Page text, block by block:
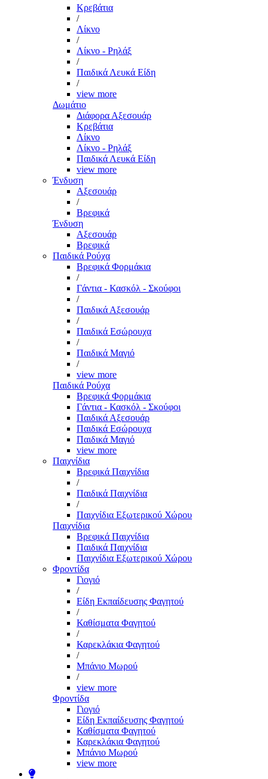
Κρεβάτια
/
Λίκνο
/
Λίκνο - Ρηλάξ
/
Παιδικά Λευκά Είδη
/
view more
Δωμάτιο
Διάφορα Αξεσουάρ
Κρεβάτια
Λίκνο
Λίκνο - Ρηλάξ
Παιδικά Λευκά Είδη
view more
Ένδυση
Αξεσουάρ
/
Βρεφικά
Ένδυση
Αξεσουάρ
Βρεφικά
Παιδικά Ρούχα
Βρεφικά Φορμάκια
/
Γάντια - Κασκόλ - Σκούφοι
/
Παιδικά Αξεσουάρ
/
Παιδικά Εσώρουχα
/
Παιδικά Μαγιό
/
view more
Παιδικά Ρούχα
Βρεφικά Φορμάκια
Γάντια - Κασκόλ - Σκούφοι
Παιδικά Αξεσουάρ
Παιδικά Εσώρουχα
Παιδικά Μαγιό
view more
Παιχνίδια
Βρεφικά Παιχνίδια
/
Παιδικά Παιχνίδια
/
Παιχνίδια Εξωτερικού Χώρου
Παιχνίδια
Βρεφικά Παιχνίδια
Παιδικά Παιχνίδια
Παιχνίδια Εξωτερικού Χώρου
Φροντίδα
Γιογιό
/
Είδη Εκπαίδευσης Φαγητού
/
Καθίσματα Φαγητού
/
Καρεκλάκια Φαγητού
/
Μπάνιο Μωρού
/
view more
Φροντίδα
Γιογιό
Είδη Εκπαίδευσης Φαγητού
Καθίσματα Φαγητού
Καρεκλάκια Φαγητού
Μπάνιο Μωρού
view more